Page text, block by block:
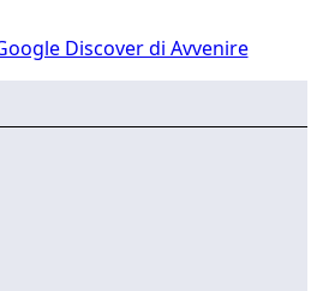
Discover di Avvenire